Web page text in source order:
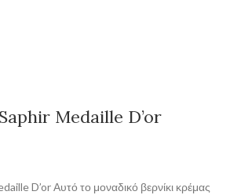
Medaille D’or
D’or Αυτό το μοναδικό βερνίκι κρέμας